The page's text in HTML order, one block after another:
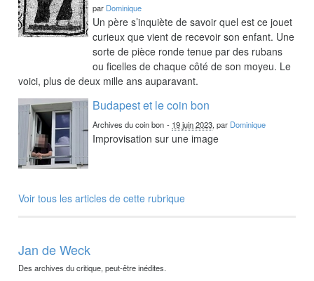
par Dominique
Un père s’inquiète de savoir quel est ce jouet
curieux que vient de recevoir son enfant. Une
sorte de pièce ronde tenue par des rubans
ou ficelles de chaque côté de son moyeu. Le
voici, plus de deux mille ans auparavant.
Budapest et le coin bon
Archives du coin bon - 19 juin 2023, par Dominique
Improvisation sur une image
Voir tous les articles de cette rubrique
Jan de Weck
Des archives du critique, peut-être inédites.